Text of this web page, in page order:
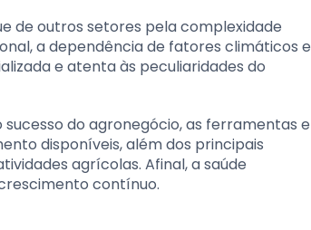
de outros setores pela complexidade
a dependência de fatores climáticos e
e atenta às peculiaridades do
do agronegócio, as ferramentas e
disponíveis, além dos principais
agrícolas. Afinal, a saúde
contínuo.